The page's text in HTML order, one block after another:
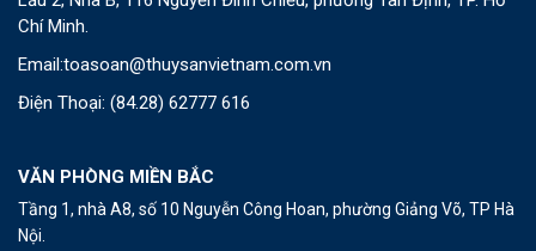
Chí Minh.
Email:toasoan@thuysanvietnam.com.vn
Điện Thoại: (84.28) 62777 616
VĂN PHÒNG MIỀN BẮC
Tầng 1, nhà A8, số 10 Nguyễn Công Hoan, phường Giảng Võ, TP Hà
Nội.